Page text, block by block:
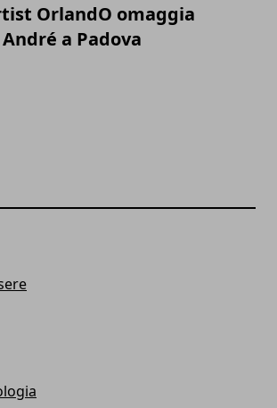
OrlandO omaggia
a Padova